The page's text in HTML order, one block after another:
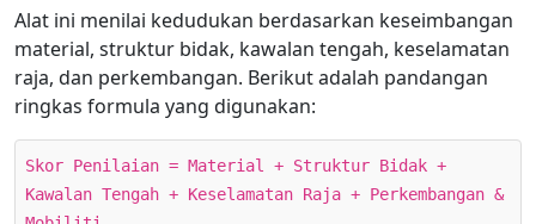
Alat ini menilai kedudukan berdasarkan keseimbangan
material, struktur bidak, kawalan tengah, keselamatan
raja, dan perkembangan. Berikut adalah pandangan
ringkas formula yang digunakan:
Skor Penilaian = Material + Struktur Bidak +
Kawalan Tengah + Keselamatan Raja + Perkembangan &